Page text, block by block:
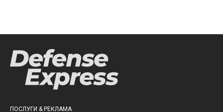
ПОСЛУГИ & РЕКЛАМА